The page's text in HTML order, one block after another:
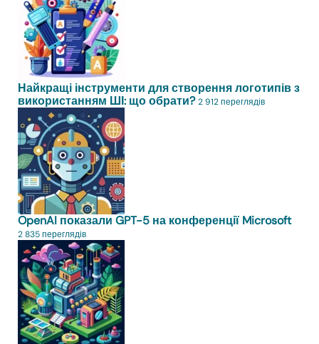
Найкращі інструменти для створення логотипів з
використанням ШІ: що обрати? 2 912 переглядів
OpenAI показали GPT-5 на конференції Microsoft
2 835 переглядів